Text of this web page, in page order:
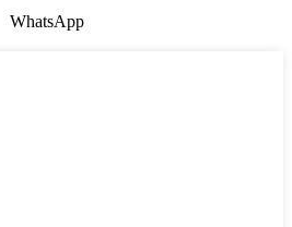
WhatsApp